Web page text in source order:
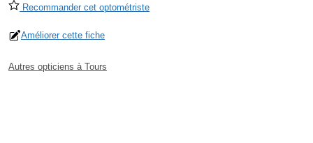
Recommander cet optométriste
Améliorer cette fiche
Autres opticiens à Tours